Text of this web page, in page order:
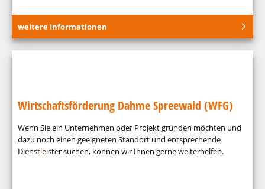
weitere Informationen
Wirtschaftsförderung Dahme Spreewald (WFG)
Wenn Sie ein Unternehmen oder Projekt gründen möchten und
dazu noch einen geeigneten Standort und entsprechende
Dienstleister suchen, können wir Ihnen gerne weiterhelfen.